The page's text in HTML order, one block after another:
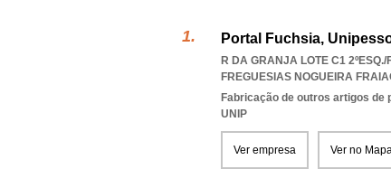
Portal Fuchsia,
R DA GRANJA LOTE C1
FREGUESIAS NOGUEIRA
Fabricação de outros artigos de
UNIP
Ver empresa Ver no